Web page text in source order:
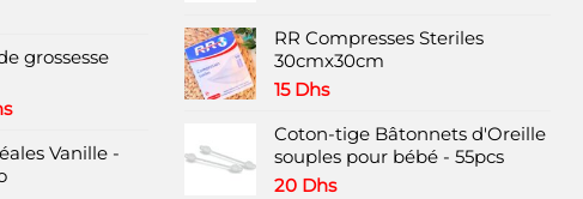
grossesse
Le
actuelVanille -
RR Compresses Steriles
30cmx30cm
15 Dhs
Coton-tige Bâtonnets d'Oreille
souples pour bébé - 55pcs
20 Dhs